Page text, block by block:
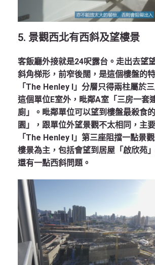
5. 景觀西北有西斜及望樓景
客飯廳外接就是24呎露台。走出去望
斜角梯形，前窄後闊，是這個樓盤的
「The Henley I」分層只得兩柱屬於
這個單位E室外，毗鄰A室「三房一套
廁」。毗鄰單位可以望到樓盤最殺食
園」，跟單位外望景觀不太相同，主
「The Henley I」第三座阻擋一點景
樓景為主，包括會望到居屋「啟欣苑
還有一點西斜問題。